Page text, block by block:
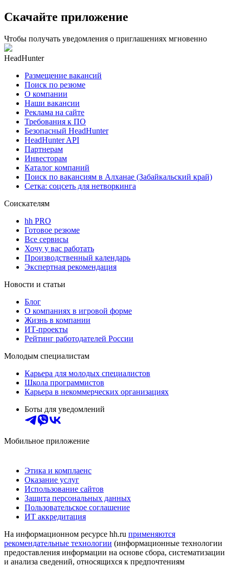
Скачайте приложение
Чтобы получать уведомления о приглашениях мгновенно
HeadHunter
Размещение вакансий
Поиск по резюме
О компании
Наши вакансии
Реклама на сайте
Требования к ПО
Безопасный HeadHunter
HeadHunter API
Партнерам
Инвесторам
Каталог компаний
Поиск по вакансиям в Алханае (Забайкальский край)
Сетка: соцсеть для нетворкинга
Соискателям
hh PRO
Готовое резюме
Все сервисы
Хочу у вас работать
Производственный календарь
Экспертная рекомендация
Новости и статьи
Блог
О компаниях в игровой форме
Жизнь в компании
ИТ-проекты
Рейтинг работодателей России
Молодым специалистам
Карьера для молодых специалистов
Школа программистов
Карьера в некоммерческих организациях
Боты для уведомлений
Мобильное приложение
Этика и комплаенс
Оказание услуг
Использование сайтов
Защита персональных данных
Пользовательское соглашение
ИТ аккредитация
На информационном ресурсе hh.ru применяются
рекомендательные технологии (информационные технологии
предоставления информации на основе сбора, систематизации
и анализа сведений, относящихся к предпочтениям